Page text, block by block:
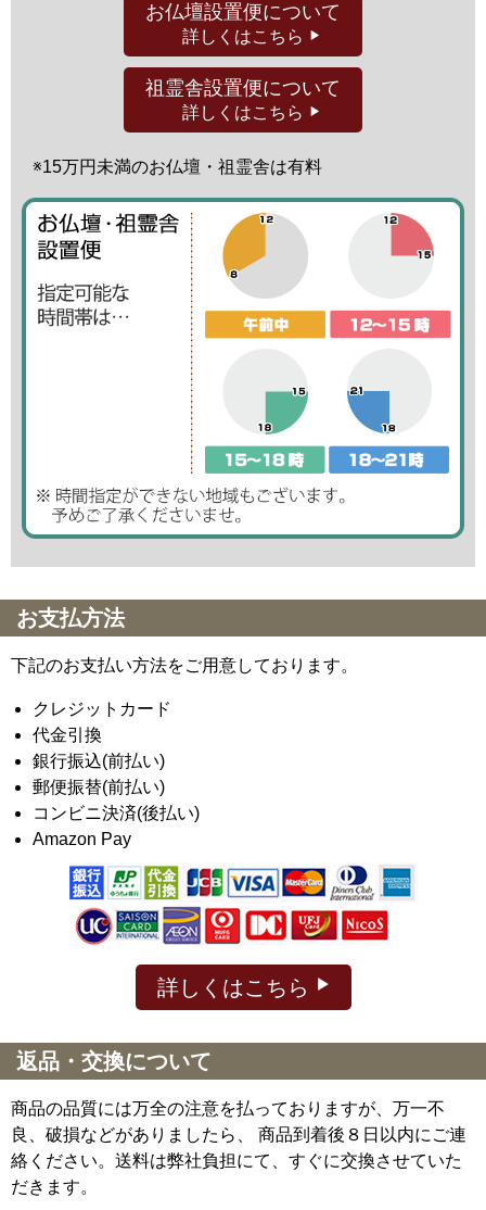
お仏壇設置便について
詳しくはこちら
祖霊舎設置便について
詳しくはこちら
※15万円未満のお仏壇・祖霊舎は有料
お支払方法
下記のお支払い方法をご用意しております。
クレジットカード
代金引換
銀行振込(前払い)
郵便振替(前払い)
コンビニ決済(後払い)
Amazon Pay
詳しくはこちら
返品・交換について
商品の品質には万全の注意を払っておりますが、万一不
良、破損などがありましたら、 商品到着後８日以内にご連
絡ください。送料は弊社負担にて、すぐに交換させていた
だきます。